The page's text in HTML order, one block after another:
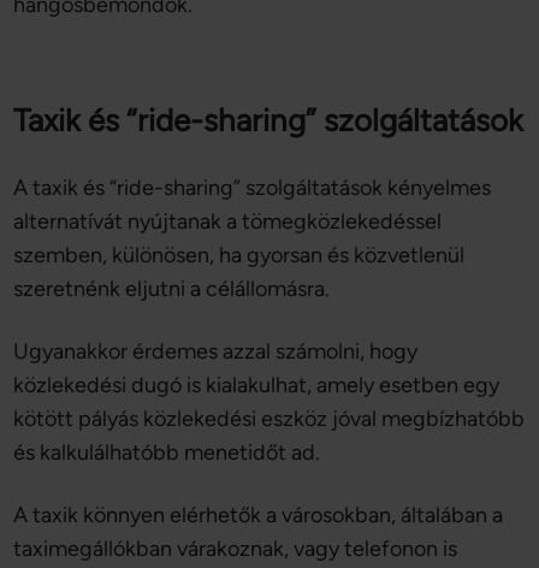
Taxik és “ride-sharing” szolgáltatások
A taxik és “ride-sharing” szolgáltatások kényelmes
alternatívát nyújtanak a tömegközlekedéssel
szemben, különösen, ha gyorsan és közvetlenül
szeretnénk eljutni a célállomásra.
Ugyanakkor érdemes azzal számolni, hogy
közlekedési dugó is kialakulhat, amely esetben egy
kötött pályás közlekedési eszköz jóval megbízhatóbb
és kalkulálhatóbb menetidőt ad.
A taxik könnyen elérhetők a városokban, általában a
taximegállókban várakoznak, vagy telefonon is